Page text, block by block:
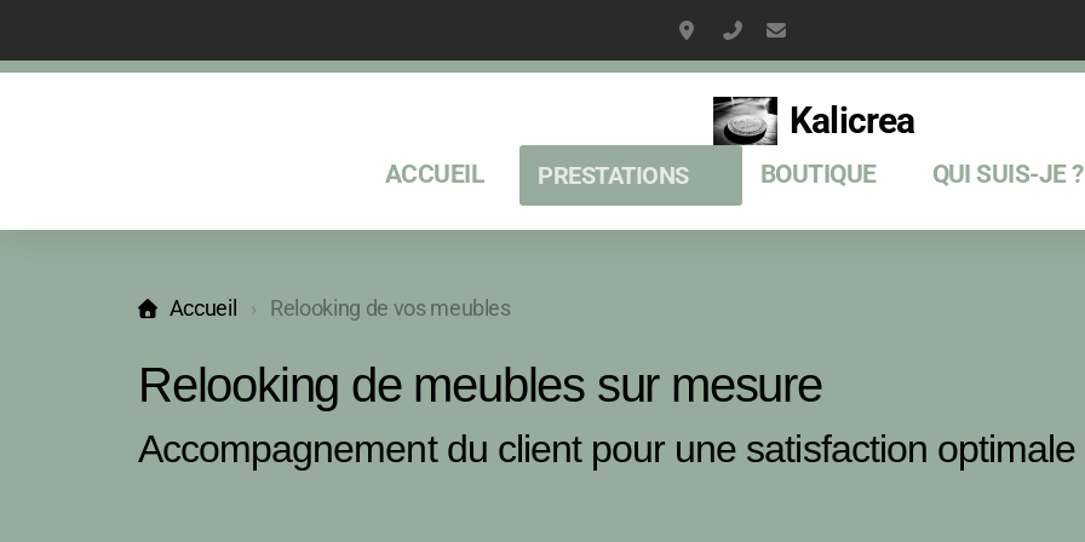
2237 Av Guillaume Dulac, La Ciotat
06 15 51 82 64
Kalicrea
ACCUEIL PRESTATIONS BOUTIQUE QUI SUIS-JE ?
Accueil Relooking de vos meubles
Relooking de meubles sur mesure
Accompagnement du client pour une satisfaction optimale